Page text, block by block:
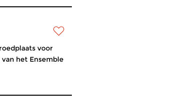
voor
het Ensemble